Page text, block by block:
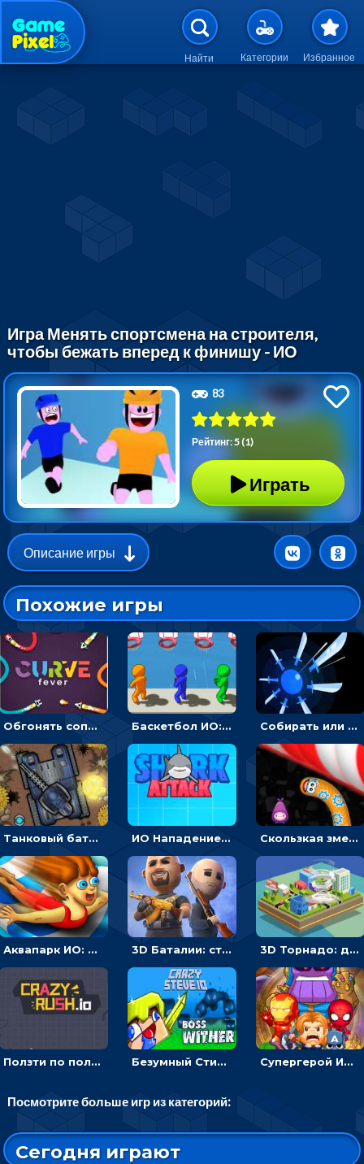
Перейти к основному
Найти Категории Избранное
Игра Менять спортсмена на строителя,
чтобы бежать вперед к финишу - ИО
83
Рейтинг: 5 (1)
Играть
Описание игры
Похожие игры
Обгонять соперников и уходить от столкновения, чтобы выжить до финиша - ИО Баскетбол ИО: бросать мячик в плывущие кольца наперегонки с соперниками Собирать или соединять ножи на поле, чтобы уничтожать врагов - ИО
Танковый баттл: расставлять машины или бить противника - мультиплеер ИО Нападение акулы: плыть, чтобы есть людей Скользкая змея ИО: ползти или собирать еду
Аквапарк ИО: двигаться по трубе, обгонять соперников и избегать преград 3D Баталии: стрелять по врагам, чтобы становится сильнее – ИО 3D Торнадо: двигаться и поглощать все вокруг - ИО
Ползти по полю, чтобы протыкать соперника - ИО Безумный Стив ИО: расти, чтобы сражаться с врагами Супергерой ИО: бить врагов, чтобы превращаться
Посмотрите больше игр из категорий:
Сегодня играют